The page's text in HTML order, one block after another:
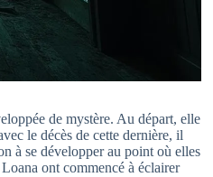
de mystère. Au départ, elle
le décès de cette dernière, il
à se développer au point où elles
ont commencé à éclairer